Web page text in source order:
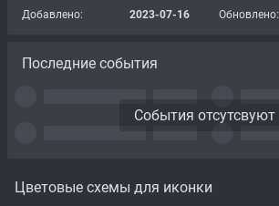
Цветовые схемы для иконки
Добавлено: 2023-07-16 Обновлено:
Последние события
События отсутсвуют